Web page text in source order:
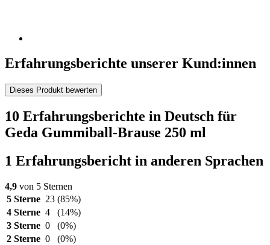
Erfahrungsberichte unserer Kund:innen
Dieses Produkt bewerten
10 Erfahrungsberichte in Deutsch für
Geda Gummiball-Brause 250 ml
1 Erfahrungsbericht in anderen Sprachen
4,9 von 5 Sternen
5 Sterne 23 (85%)
4 Sterne 4
(14%)
3 Sterne 0
(0%)
2 Sterne 0
(0%)